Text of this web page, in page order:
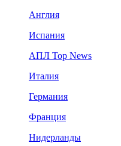
Англия
Испания
АПЛ Top News
Италия
Германия
Франция
Нидерланды